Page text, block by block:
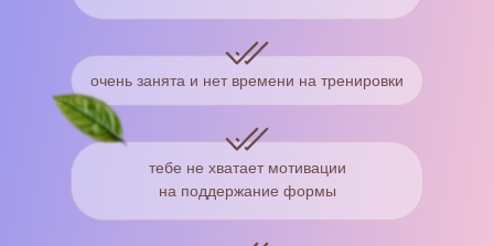
очень занята и нет времени на тренировки
тебе не хватает мотивации
на поддержание формы